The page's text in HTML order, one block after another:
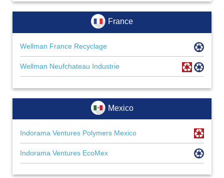
France
Wellman France Recyclage
Wellman Neufchateau Industrie
Mexico
Indorama Ventures Polymers Mexico
Indorama Ventures EcoMex